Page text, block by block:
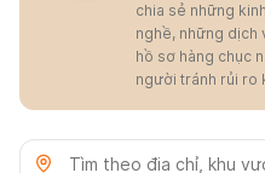
chia sẻ những
nghề, những dịch
hồ sơ hàng chục
người tránh rủi ro